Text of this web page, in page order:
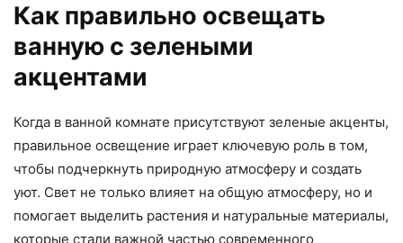
Как правильно освещать
ванную с зелеными
акцентами
Когда в ванной комнате присутствуют зеленые акценты,
правильное освещение играет ключевую роль в том,
чтобы подчеркнуть природную атмосферу и создать
уют. Свет не только влияет на общую атмосферу, но и
помогает выделить растения и натуральные материалы,
которые стали важной частью современного